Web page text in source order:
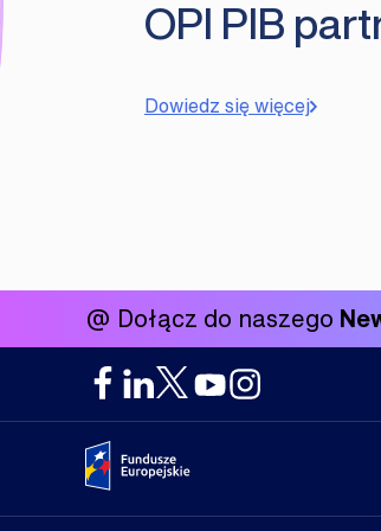
OPI PIB
Dowiedz się więcej
@ Dołącz do naszego
Portal Fundusze Europejskie